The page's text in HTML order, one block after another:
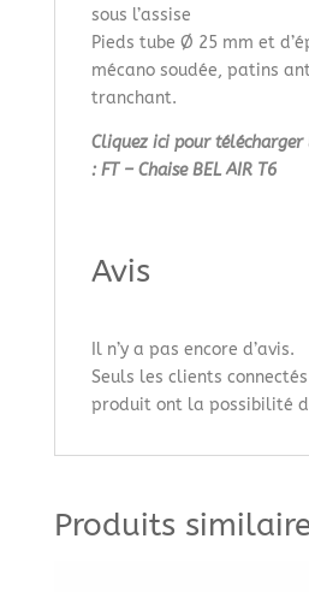
sous l’assise
Pieds tube Ø 25 mm et
mécano soudée, patins
tranchant.
Cliquez ici pour télécharger
: FT – Chaise BEL AIR T6
Avis
Il n’y a pas encore d’avis.
Seuls les clients
produit ont la possibilité
Produits